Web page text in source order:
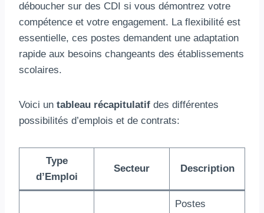
déboucher sur des CDI si vous démontrez votre
compétence et votre engagement. La flexibilité est
essentielle, ces postes demandent une adaptation
rapide aux besoins changeants des établissements
scolaires.
Voici un tableau récapitulatif des différentes
possibilités d’emplois et de contrats:
Type
d’Emploi
Secteur Description
Postes